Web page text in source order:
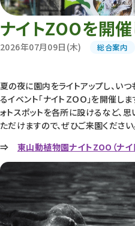
ナイトZOOを開
2026年07月09日(木) 総合案内
夏の夜に園内をライトアップし、い
るイベント「ナイトＺＯＯ」を開催し
ォトスポットを各所に設けるなど、
ただけますので、ぜひご来園ください
⇒ 東山動植物園ナイトZOO（ナ